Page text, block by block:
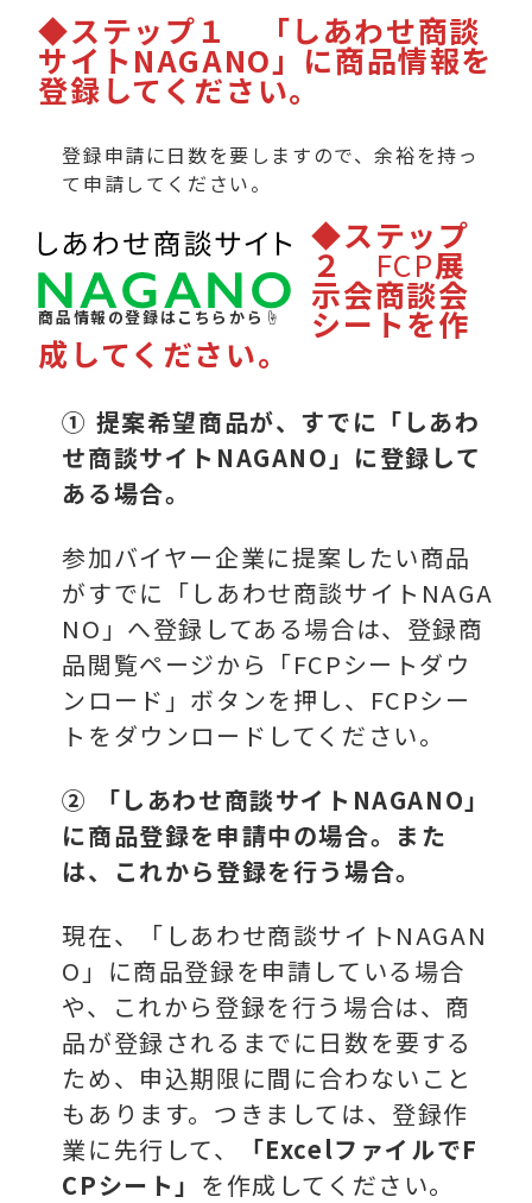
◆ステップ１ 「しあわせ商談
サイトNAGANO」に商品情報を
登録してください。
登録申請に日数を要しますので、余裕を持っ
て申請してください。
商品情報の登録はこちらから☝
◆ステップ
２ FCP展
示会商談会
シートを作
成してください。
① 提案希望商品が、すでに「しあわ
せ商談サイトNAGANO」に登録して
ある場合。
参加バイヤー企業に提案したい商品
がすでに「しあわせ商談サイトNAGA
NO」へ登録してある場合は、登録商
品閲覧ページから「FCPシートダウ
ンロード」ボタンを押し、FCPシー
トをダウンロードしてください。
② 「しあわせ商談サイトNAGANO」
に商品登録を申請中の場合。また
は、これから登録を行う場合。
現在、「しあわせ商談サイトNAGAN
O」に商品登録を申請している場合
や、これから登録を行う場合は、商
品が登録されるまでに日数を要する
ため、申込期限に間に合わないこと
もあります。つきましては、登録作
業に先行して、
「ExcelファイルでF
CPシート」 を作成してください。